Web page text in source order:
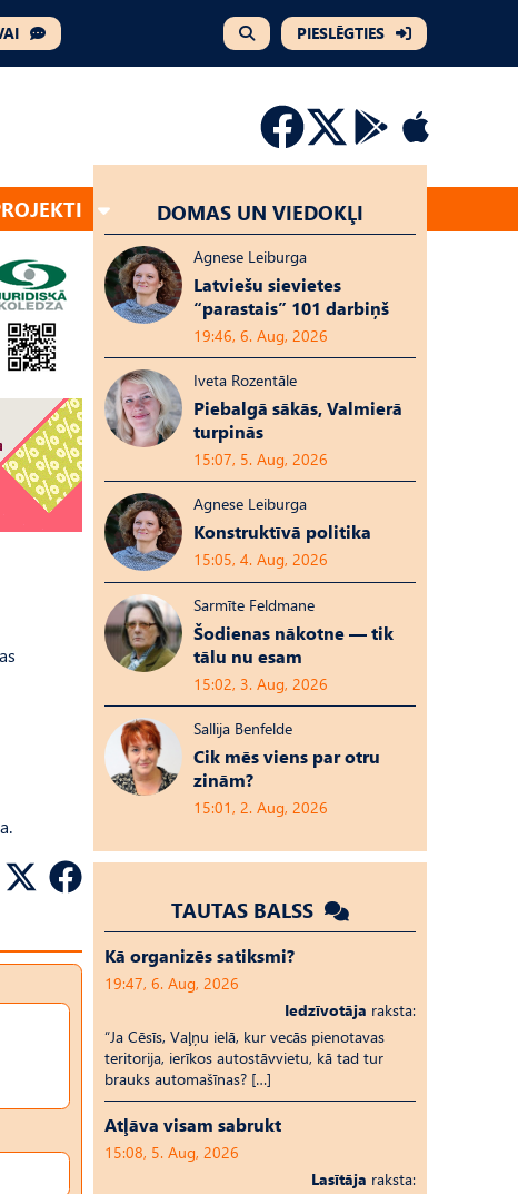
PIESLĒGTIES
DOMAS UN VIEDOKĻI
Agnese Leiburga
Latviešu sievietes
“parastais” 101 darbiņš
19:46, 6. Aug, 2026
Iveta Rozentāle
Piebalgā sākās, Valmierā
turpinās
15:07, 5. Aug, 2026
Agnese Leiburga
Konstruktīvā politika
15:05, 4. Aug, 2026
Sarmīte Feldmane
Šodienas nākotne — tik
tālu nu esam
15:02, 3. Aug, 2026
Sallija Benfelde
Cik mēs viens par otru
zinām?
15:01, 2. Aug, 2026
TAUTAS BALSS
Kā organizēs satiksmi?
19:47, 6. Aug, 2026
Iedzīvotāja raksta:
“Ja Cēsīs, Vaļņu ielā, kur vecās pienotavas
teritorija, ierīkos autostāvvietu, kā tad tur
brauks automašīnas? […]
Atļāva visam sabrukt
15:08, 5. Aug, 2026
Lasītāja raksta: